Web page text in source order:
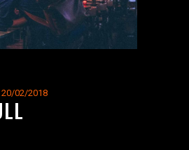
20/02/2018